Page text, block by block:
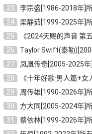
23
李宗盛[1986-2018年]所有专辑歌曲合集打包[无损FLAC/
24
梁静茹[1999-2025年]所有专辑全部歌曲打包[无损FLAC/
25
《2024天赐的声音 第五季》第1-12期歌曲[无损
26
Taylor Swift(泰勒)[2006-2026年]所有歌曲合集打包[无损FLAC/
27
凤凰传奇[2005-2025年]所有专辑歌曲合集[无损WAV/
28
《十年好歌·男人篇+女人篇》黄金国语珍藏6CD[无损WAV/
29
周传雄[1990-2026年]所有专辑歌曲全集[无损FLAC/
30
方大同[2005-2024年]所有专辑歌曲合集[高品质MP3+无损
31
蔡依林[1999-2026年]所有专辑歌曲合集[无损FLAC/MP3/